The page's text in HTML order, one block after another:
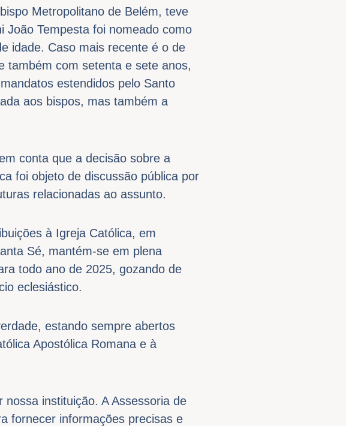
Metropolitano de Belém, teve
João Tempesta foi nomeado como
idade. Caso mais recente é o de
também com setenta e sete anos,
estendidos pelo Santo
aos bispos, mas também a
conta que a decisão sobre a
foi objeto de discussão pública por
relacionadas ao assunto.
à Igreja Católica, em
Sé, mantém-se em plena
todo ano de 2025, gozando de
eclesiástico.
estando sempre abertos
Apostólica Romana e à
instituição. A Assessoria de
fornecer informações precisas e